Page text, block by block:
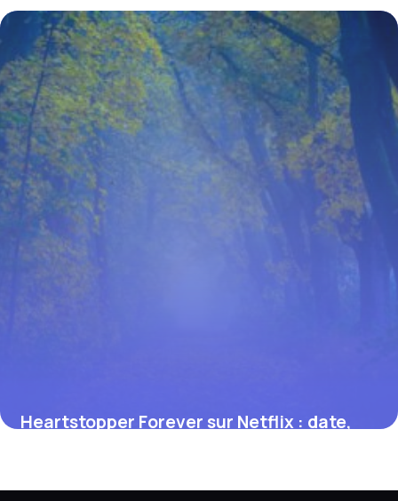
en France en 2026
25 juillet 2026
Heartstopper Forever sur Netflix : date,